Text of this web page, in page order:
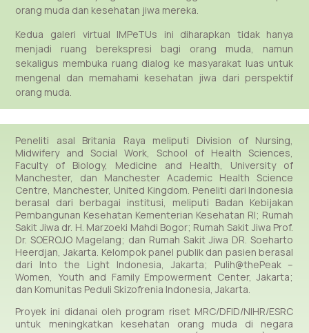
orang muda dan kesehatan jiwa mereka.
Kedua galeri virtual IMPeTUs ini diharapkan tidak hanya
menjadi ruang berekspresi bagi orang muda, namun
sekaligus membuka ruang dialog ke masyarakat luas untuk
mengenal dan memahami kesehatan jiwa dari perspektif
orang muda.
Peneliti asal Britania Raya meliputi Division of Nursing,
Midwifery and Social Work, School of Health Sciences,
Faculty of Biology, Medicine and Health, University of
Manchester, dan Manchester Academic Health Science
Centre, Manchester, United Kingdom. Peneliti dari Indonesia
berasal dari berbagai institusi, meliputi Badan Kebijakan
Pembangunan Kesehatan Kementerian Kesehatan RI; Rumah
Sakit Jiwa dr. H. Marzoeki Mahdi Bogor; Rumah Sakit Jiwa Prof.
Dr. SOEROJO Magelang; dan Rumah Sakit Jiwa DR. Soeharto
Heerdjan, Jakarta. Kelompok panel publik dan pasien berasal
dari Into the Light Indonesia, Jakarta; Pulih@thePeak –
Women, Youth and Family Empowerment Center, Jakarta;
dan Komunitas Peduli Skizofrenia Indonesia, Jakarta.
Proyek ini didanai oleh program riset MRC/DFID/NIHR/ESRC
untuk meningkatkan kesehatan orang muda di negara